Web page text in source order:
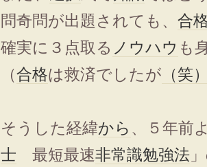
問奇問が出題されても、 合
確実に３点取る ノウハウ も
（合格は救済でしたが （笑
そうした経緯から 、５年前
士 最短最速非常識勉強法